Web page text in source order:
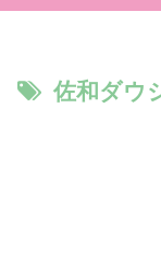
佐和ダウ